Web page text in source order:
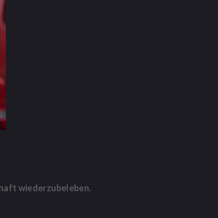
wiederzubeleben.